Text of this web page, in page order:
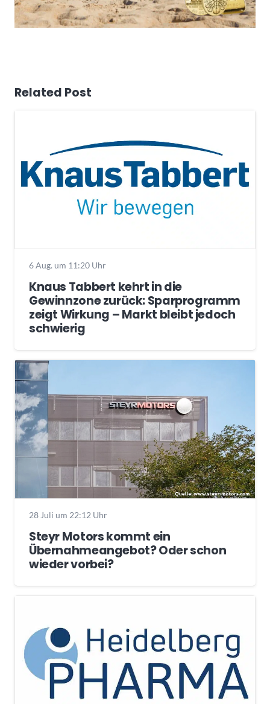
Related Post
6 Aug. um 11:20 Uhr
Knaus Tabbert kehrt in die
Gewinnzone zurück: Sparprogramm
zeigt Wirkung – Markt bleibt jedoch
schwierig
28 Juli um 22:12 Uhr
Steyr Motors kommt ein
Übernahmeangebot? Oder schon
wieder vorbei?